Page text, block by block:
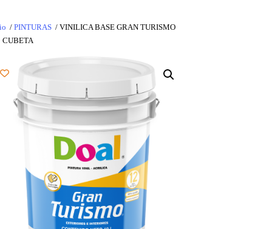
/ PINTURAS / VINILICA BASE GRAN TURISMO
CUBETA